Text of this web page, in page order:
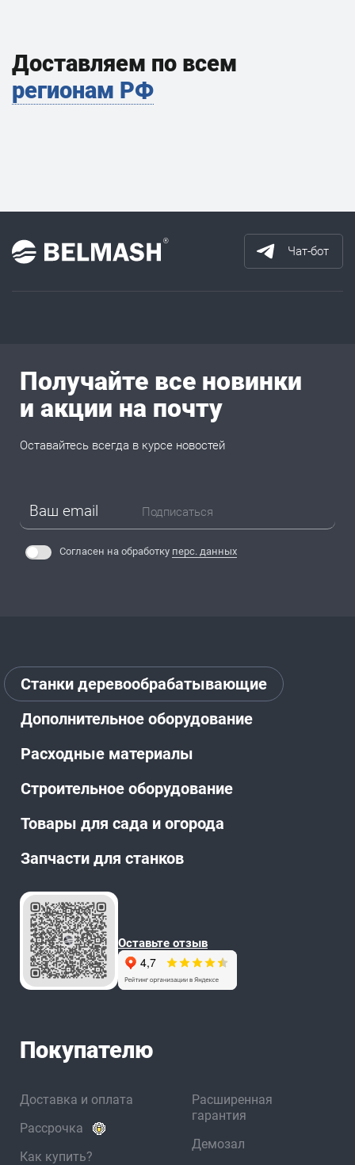
Доставляем по всем
регионам РФ
Чат-бот
Станки деревообрабатывающие
Дополнительное оборудование
Расходные материалы
Строительное оборудование
Товары для сада и огорода
Запчасти для станков
Оставьте отзыв
Получайте все новинки
и акции на почту
Оставайтесь всегда в курсе новостей
Подписаться
Согласен на обработку перс. данных
Покупателю
Доставка и оплата
Рассрочка
Как купить?
Расширенная
гарантия
Демозал